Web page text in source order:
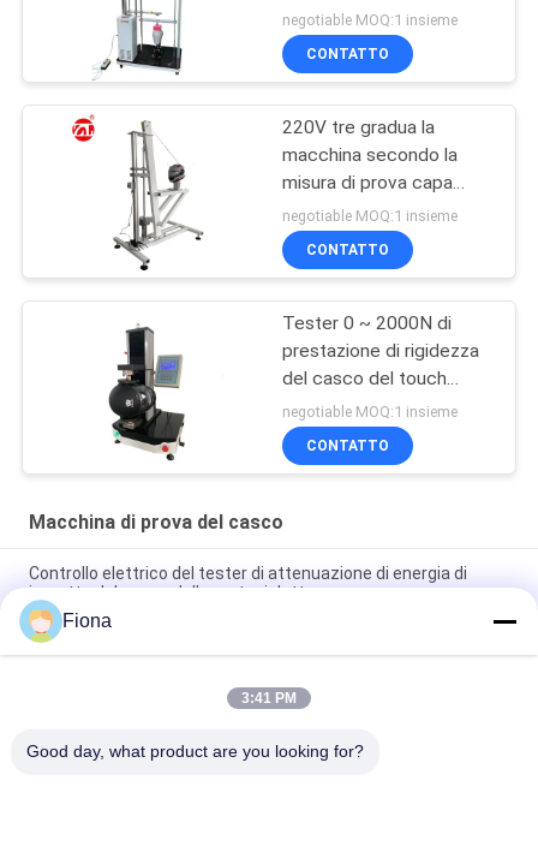
casco pieno o mezzo
negotiable MOQ:1 insieme
CONTATTO
220V tre gradua la
macchina secondo la
misura di prova capa
della stabilità del
dispositivo della
riparazione del casco
negotiable MOQ:1 insieme
CONTATTO
Tester 0 ~ 2000N di
prestazione di rigidezza
del casco del touch
screen dello SpA
GB24429
negotiable MOQ:1 insieme
CONTATTO
Macchina di prova del casco
Controllo elettrico del tester di attenuazione di energia di
impatto del casco della motocicletta
Resistenza del casco del motociclo al tester di penetrazione
con NELLM2015 COME NZS 2063
Strumento di misura del campo visivo del casco del motociclo
Fiona
3:41 PM
Good day, what product are you looking for?